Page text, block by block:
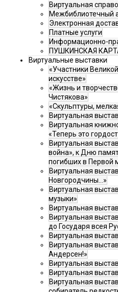
Виртуальная
Межбиблиотечный
Электронная
Платные услуги
Информационно-
ПУШКИНСКАЯ
Виртуальные выставки
«Участники
искусстве»
«Жизнь и
Чистякова»
«Скульптуры,
Виртуальная
Виртуальная
«Теперь это
Виртуальная
война», к Дню
погибших в Первой
Виртуальная
Новгородчины…»
Виртуальная
музыки»
Виртуальная
Виртуальная
до Государя всея
Виртуальная
Виртуальная
Андерсен!»
Виртуальная
Виртуальная
Виртуальная